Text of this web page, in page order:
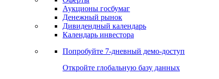
Аукционы госбумаг
Денежный рынок
Дивидендный календарь
Календарь инвестора
Попробуйте 7-дневный демо-доступ
Откройте глобальную базу данных